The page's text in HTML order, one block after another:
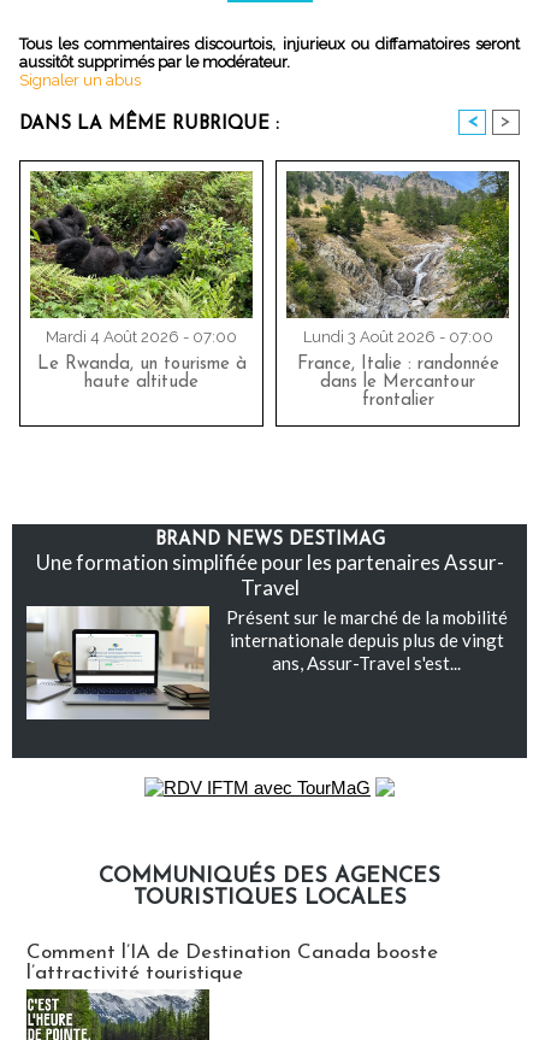
Tous les commentaires discourtois, injurieux ou diffamatoires seront
aussitôt supprimés par le modérateur.
Signaler un abus
DANS LA MÊME RUBRIQUE : < >
Mardi 4 Août 2026 - 07:00
Le Rwanda, un tourisme à
haute altitude
Lundi 3 Août 2026 - 07:00
France, Italie : randonnée
dans le Mercantour
frontalier
BRAND NEWS DESTIMAG
Une formation simplifiée pour les partenaires Assur-
Travel
Présent sur le marché de la mobilité
internationale depuis plus de vingt
ans, Assur-Travel s'est...
COMMUNIQUÉS DES AGENCES
TOURISTIQUES LOCALES
Comment l’IA de Destination Canada booste
l’attractivité touristique